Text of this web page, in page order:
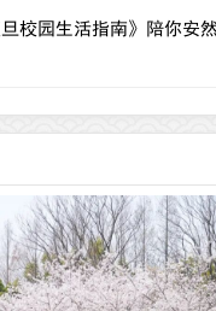
旦校园生活指南》陪你安然